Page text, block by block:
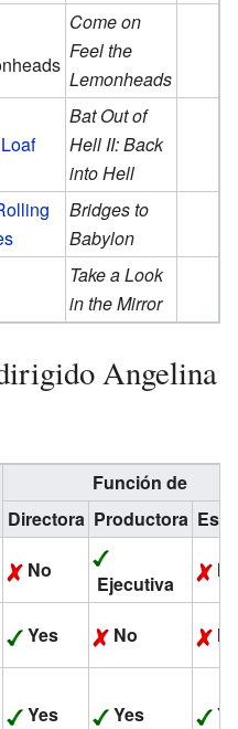
Come on
Feel the
Lemonheads
Bat Out of
Hell II: Back
into Hell
Bridges to
Babylon
Take a Look
in the Mirror
Angelina
Función de
Directora Productora
No
Ejecutiva
Yes No
Yes Yes